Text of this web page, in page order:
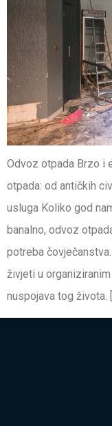
Odvoz otpada Brzo i
otpada: od antičkih
usluga Koliko god
banalno, odvoz
potreba
živjeti u
nuspojava tog života.